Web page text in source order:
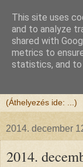
Félix
Szeretettel
2014. december
2014.
This site uses
and to analyze
shared with
metrics to
statistics, and to